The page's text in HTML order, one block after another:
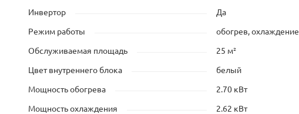
Инвертор Да
Режим работы обогрев, охлаждение
Обслуживаемая площадь 25 м²
Цвет внутреннего блока белый
Мощность обогрева 2.70 кВт
Мощность охлаждения 2.62 кВт